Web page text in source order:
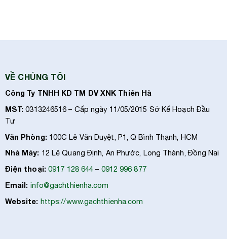
VỀ CHÚNG TÔI
Công Ty TNHH KD TM DV XNK Thiên Hà
MST: 0313246516 – Cấp ngày 11/05/2015 Sở Kế Hoạch Đầu
Tư
Văn Phòng: 100C Lê Văn Duyệt, P1, Q Bình Thạnh, HCM
Nhà Máy: 12 Lê Quang Định, An Phước, Long Thành, Đồng Nai
Điện thoại: 0917 128 644 – 0912 996 877
Email: info@gachthienha.com
Website: https://www.gachthienha.com